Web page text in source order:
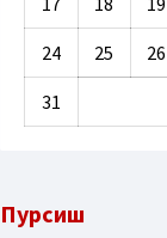
24 25 26
31
Пурсиш